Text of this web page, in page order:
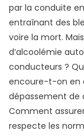
par la conduite
entraînant des
voire la mort.
d’alcoolémie
conducteurs ?
encoure-t-on en
dépassement de
Comment
respecte les